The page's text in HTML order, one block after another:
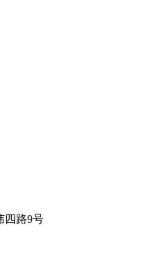
四路9号